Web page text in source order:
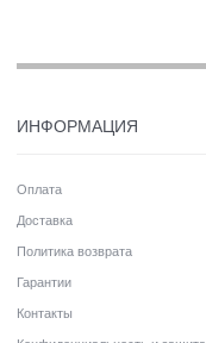
ИНФОРМАЦИЯ
Оплата
Доставка
Политика возврата
Гарантии
Контакты